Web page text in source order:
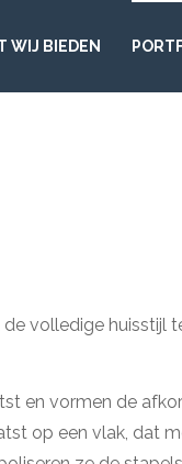
WIJ BIEDEN
volledige huisstijl
en vormen de
op een vlak, dat